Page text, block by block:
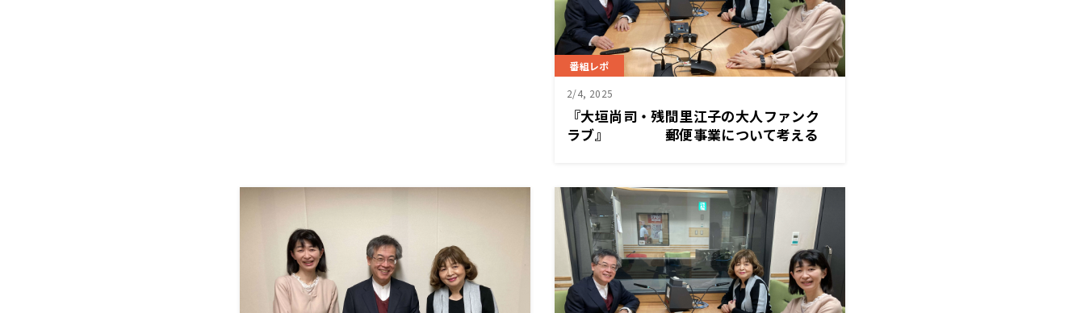
番組レポ
2/4, 2025
『大垣尚司・残間里江子の大人ファンク
ラブ』 郵便事業について考える